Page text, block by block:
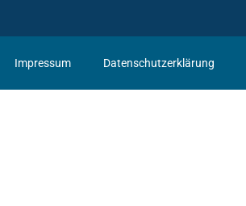
Impressum Datenschutzerklärung